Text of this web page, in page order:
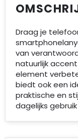
Draag je
van
natuurlijk
element
biedt ook een
praktische en
dagelijks